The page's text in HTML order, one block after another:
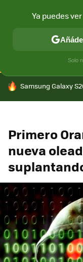
CONECTIVIDAD
HOY SE HABLA DE
Samsung Galaxy
Primero
nueva
Ya puedes
Solo